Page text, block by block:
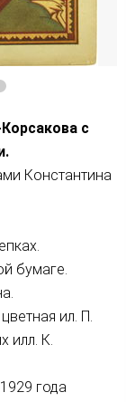
с
Константина
бумаге.
ил. П.
илл. К.
года